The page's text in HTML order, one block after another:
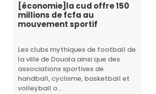
[économie]la cud offre 150
millions de fcfa au
mouvement sportif
Les clubs mythiques de football de
la ville de Douala ainsi que des
associations sportives de
handball, cyclisme, basketball et
volleyball o...